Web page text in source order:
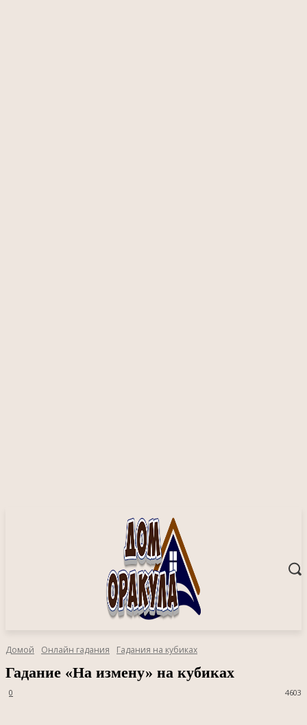
Домой Онлайн гадания Гадания на кубиках
Гадание «На измену» на кубиках
4603
0